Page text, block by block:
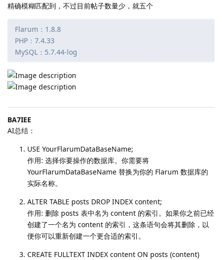
精确模糊匹配到，不过目前帖子数量少，就五个
Flarum：1.8.8
PHP：7.4.33
MySQL：5.7.44-log
BA7IEE
AI总结：
USE YourFlarumDataBaseName;
作用: 选择你要操作的数据库。你需要将
YourFlarumDataBaseName 替换为你的 Flarum 数据库的
实际名称。
ALTER TABLE posts DROP INDEX content;
作用: 删除 posts 表中名为 content 的索引。如果你之前已经
创建了一个名为 content 的索引，这条语句会将其删除，以
便你可以重新创建一个更合适的索引。
CREATE FULLTEXT INDEX content ON posts (content)